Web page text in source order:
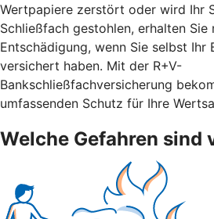
Wertpapiere zerstört oder wird Ihr
Schließfach gestohlen, erhalten Sie
Entschädigung, wenn Sie selbst Ihr
versichert haben. Mit der R+V-
Bankschließfachversicherung
umfassenden Schutz für Ihre
Welche Gefahren sind